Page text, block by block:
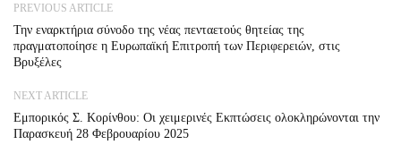
PREVIOUS ARTICLE
Την εναρκτήρια σύνοδο της νέας πενταετούς θητείας της
πραγματοποίησε η Ευρωπαϊκή Επιτροπή των Περιφερειών, στις
Βρυξέλες
NEXT ARTICLE
Εμπορικός Σ. Κορίνθου: Oι χειμερινές Εκπτώσεις ολοκληρώνονται την
Παρασκευή 28 Φεβρουαρίου 2025